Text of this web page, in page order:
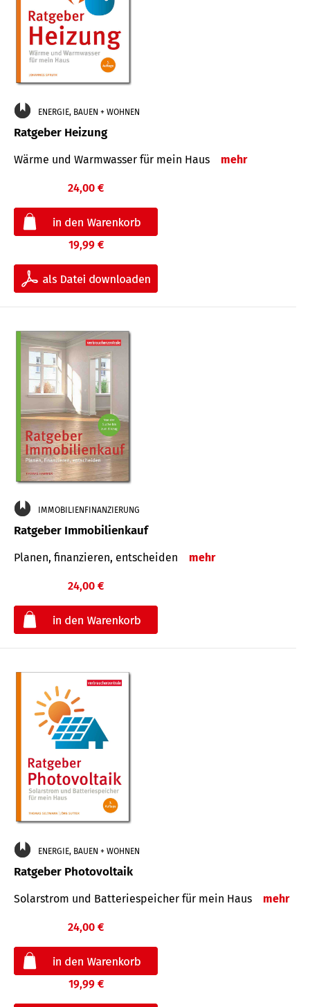
ENERGIE, BAUEN + WOHNEN
Ratgeber Heizung
Wärme und Warmwasser für mein Haus mehr
24,00 €
19,99 €
IMMOBILIENFINANZIERUNG
Ratgeber Immobilienkauf
Planen, finanzieren, entscheiden mehr
24,00 €
ENERGIE, BAUEN + WOHNEN
Ratgeber Photovoltaik
Solarstrom und Batteriespeicher für mein Haus mehr
24,00 €
19,99 €